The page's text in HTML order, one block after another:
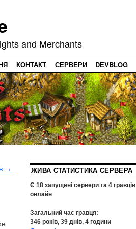
and Merchants
КОНТАКТ СЕРВЕРИ DEVBLOG
→ ЖИВА СТАТИСТИКА СЕРВЕРА
Є 18запущені сервери та 4гравців
онлайн
Загальний час гравця:
346років, 39днів, 4години